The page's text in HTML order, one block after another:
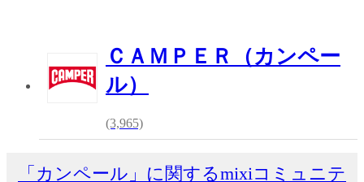
ＣＡＭＰＥＲ（カンペー
ル）
(3,965)
「カンペール」に関するmixiコミュニテ